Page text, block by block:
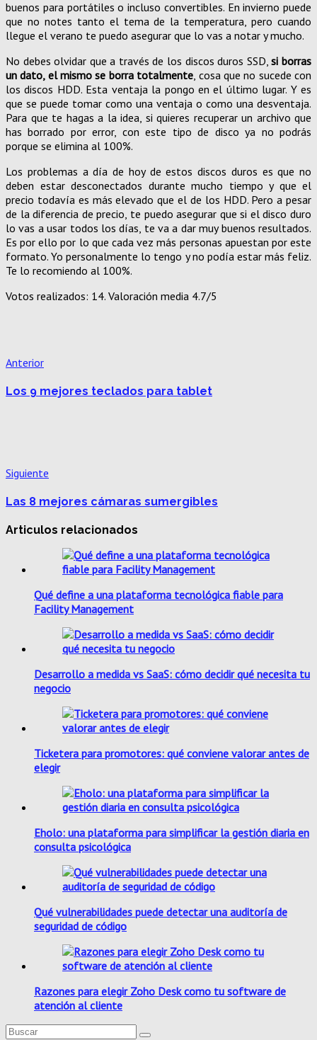
buenos para portátiles o incluso convertibles. En invierno puede
que no notes tanto el tema de la temperatura, pero cuando
llegue el verano te puedo asegurar que lo vas a notar y mucho.
No debes olvidar que a través de los discos duros SSD,si borras
un dato, el mismo se borra totalmente, cosa que no sucede con
los discos HDD. Esta ventaja la pongo en el último lugar. Y es
que se puede tomar como una ventaja o como una desventaja.
Para que te hagas a la idea, si quieres recuperar un archivo que
has borrado por error, con este tipo de disco ya no podrás
porque se elimina al 100%.
Los problemas a día de hoy de estos discos duros es que no
deben estar desconectados durante mucho tiempo y que el
precio todavía es más elevado que el de los HDD. Pero a pesar
de la diferencia de precio, te puedo asegurar que si el disco duro
lo vas a usar todos los días, te va a dar muy buenos resultados.
Es por ello por lo que cada vez más personas apuestan por este
formato. Yo personalmente lo tengo y no podía estar más feliz.
Te lo recomiendo al 100%.
Votos realizados: 14. Valoración media 4.7/5
Anterior
Los 9 mejores teclados para tablet
Siguiente
Las 8 mejores cámaras sumergibles
Articulos relacionados
Qué define a una plataforma tecnológica fiable para
Facility Management
Desarrollo a medida vs SaaS: cómo decidir qué necesita tu
negocio
Ticketera para promotores: qué conviene valorar antes de
elegir
Eholo: una plataforma para simplificar la gestión diaria en
consulta psicológica
Qué vulnerabilidades puede detectar una auditoría de
seguridad de código
Razones para elegir Zoho Desk como tu software de
atención al cliente